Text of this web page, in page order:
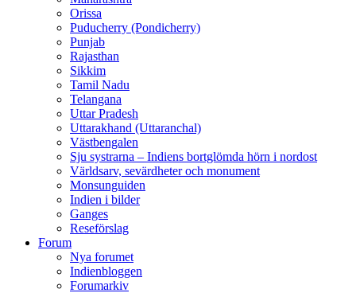
Orissa
Puducherry (Pondicherry)
Punjab
Rajasthan
Sikkim
Tamil Nadu
Telangana
Uttar Pradesh
Uttarakhand (Uttaranchal)
Västbengalen
Sju systrarna – Indiens bortglömda hörn i nordost
Världsarv, sevärdheter och monument
Monsunguiden
Indien i bilder
Ganges
Reseförslag
Forum
Nya forumet
Indienbloggen
Forumarkiv